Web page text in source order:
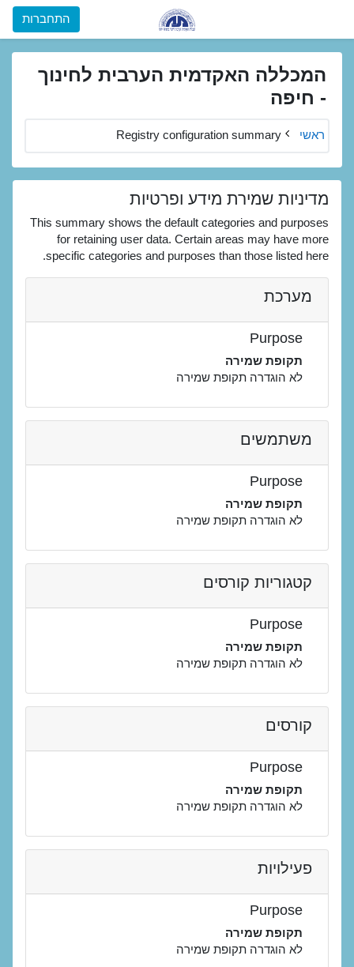
התחברות
המכללה האקדמית הערבית לחינוך
- חיפה
ראשי Registry configuration summary
מדיניות שמירת מידע ופרטיות
This summary shows the default categories and purposes
for retaining user data. Certain areas may have more
specific categories and purposes than those listed here.
מערכת
Purpose
תקופת שמירה
לא הוגדרה תקופת שמירה
משתמשים
Purpose
תקופת שמירה
לא הוגדרה תקופת שמירה
קטגוריות קורסים
Purpose
תקופת שמירה
לא הוגדרה תקופת שמירה
קורסים
Purpose
תקופת שמירה
לא הוגדרה תקופת שמירה
פעילויות
Purpose
תקופת שמירה
לא הוגדרה תקופת שמירה